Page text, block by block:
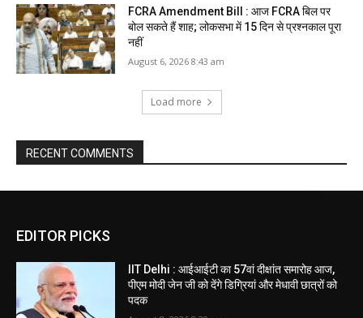
FCRA Amendment Bill : आज FCRA बिल पर
बोल सकते हैं शाह; लोकसभा में 15 दिन से प्रश्नकाल पूरा
नहीं
August 6, 2026 8:43 am
Load more
RECENT COMMENTS
EDITOR PICKS
IIT Delhi : आईआईटी का 57वां दीक्षांत समारोह आज,
पीएम मोदी जेन जी को देंगे डिग्रियां और मेधावी छात्रों को
पदक